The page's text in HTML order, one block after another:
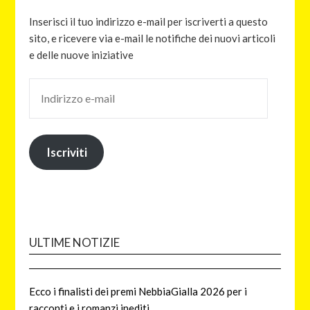
Inserisci il tuo indirizzo e-mail per iscriverti a questo
sito, e ricevere via e-mail le notifiche dei nuovi articoli
e delle nuove iniziative
Iscriviti
ULTIME NOTIZIE
Ecco i finalisti dei premi NebbiaGialla 2026 per i